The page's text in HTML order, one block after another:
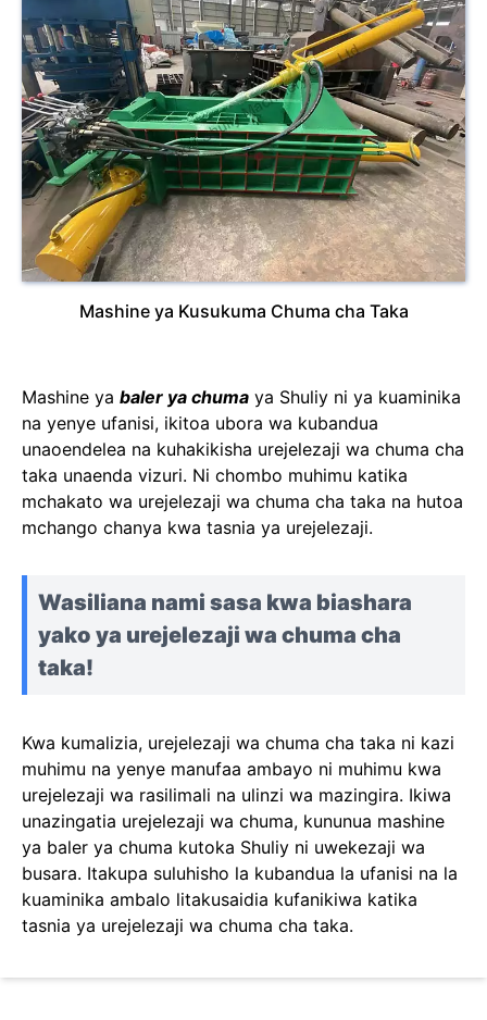
Mashine ya Kusukuma Chuma cha Taka
Mashine ya baler ya chuma ya Shuliy ni ya kuaminika
na yenye ufanisi, ikitoa ubora wa kubandua
unaoendelea na kuhakikisha urejelezaji wa chuma cha
taka unaenda vizuri. Ni chombo muhimu katika
mchakato wa urejelezaji wa chuma cha taka na hutoa
mchango chanya kwa tasnia ya urejelezaji.
Wasiliana nami sasa kwa biashara
yako ya urejelezaji wa chuma cha
taka!
Kwa kumalizia, urejelezaji wa chuma cha taka ni kazi
muhimu na yenye manufaa ambayo ni muhimu kwa
urejelezaji wa rasilimali na ulinzi wa mazingira. Ikiwa
unazingatia urejelezaji wa chuma, kununua mashine
ya baler ya chuma kutoka Shuliy ni uwekezaji wa
busara. Itakupa suluhisho la kubandua la ufanisi na la
kuaminika ambalo litakusaidia kufanikiwa katika
tasnia ya urejelezaji wa chuma cha taka.